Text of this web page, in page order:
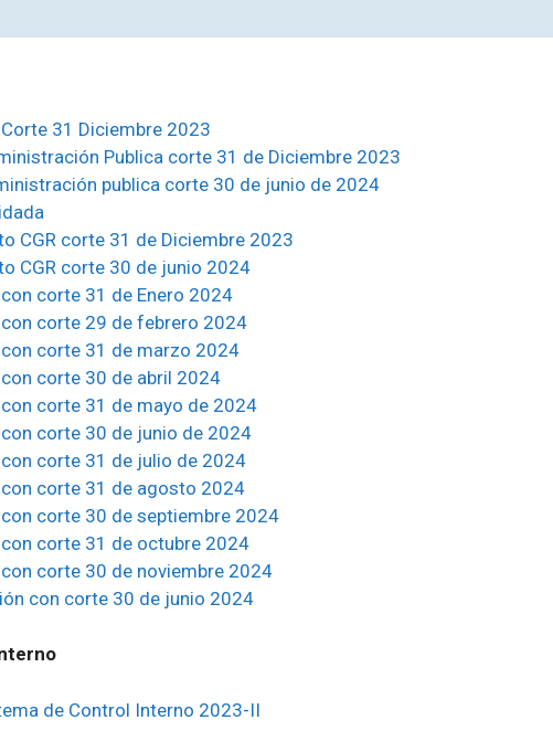
31 Diciembre 2023
Publica corte 31 de Diciembre 2023
publica corte 30 de junio de 2024
CGR corte 31 de Diciembre 2023
CGR corte 30 de junio 2024
corte 31 de Enero 2024
corte 29 de febrero 2024
corte 31 de marzo 2024
corte 30 de abril 2024
corte 31 de mayo de 2024
corte 30 de junio de 2024
corte 31 de julio de 2024
corte 31 de agosto 2024
corte 30 de septiembre 2024
corte 31 de octubre 2024
corte 30 de noviembre 2024
con corte 30 de junio 2024
de Control Interno 2023-II